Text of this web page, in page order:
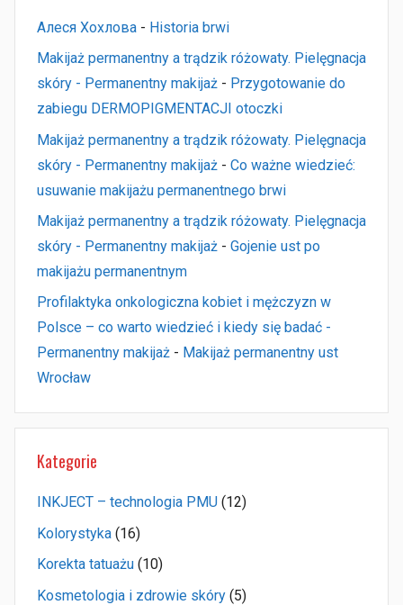
Алеся Хохлова - Historia brwi
Makijaż permanentny a trądzik różowaty. Pielęgnacja
skóry - Permanentny makijaż - Przygotowanie do
zabiegu DERMOPIGMENTACJI otoczki
Makijaż permanentny a trądzik różowaty. Pielęgnacja
skóry - Permanentny makijaż - Co ważne wiedzieć:
usuwanie makijażu permanentnego brwi
Makijaż permanentny a trądzik różowaty. Pielęgnacja
skóry - Permanentny makijaż - Gojenie ust po
makijażu permanentnym
Profilaktyka onkologiczna kobiet i mężczyzn w
Polsce – co warto wiedzieć i kiedy się badać -
Permanentny makijaż - Makijaż permanentny ust
Wrocław
Kategorie
INKJECT – technologia PMU (12)
Kolorystyka (16)
Korekta tatuażu (10)
Kosmetologia i zdrowie skóry (5)